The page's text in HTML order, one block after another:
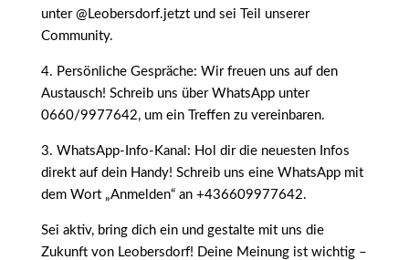
unter @Leobersdorf.jetzt und sei Teil unserer
Community.
4. Persönliche Gespräche: Wir freuen uns auf den
Austausch! Schreib uns über WhatsApp unter
0660/9977642, um ein Treffen zu vereinbaren.
3. WhatsApp-Info-Kanal: Hol dir die neuesten Infos
direkt auf dein Handy! Schreib uns eine WhatsApp mit
dem Wort „Anmelden“ an +436609977642.
Sei aktiv, bring dich ein und gestalte mit uns die
Zukunft von Leobersdorf! Deine Meinung ist wichtig –